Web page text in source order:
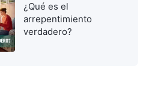
¿Qué es el
arrepentimiento
verdadero?